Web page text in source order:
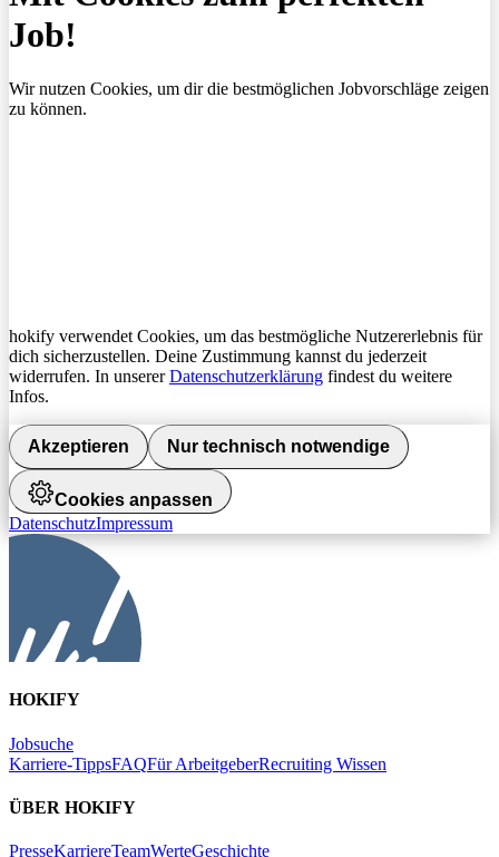
Job!
Wir nutzen Cookies, um dir die bestmöglichen Jobvorschläge zeigen
zu können.
hokify verwendet Cookies, um das bestmögliche Nutzererlebnis für
dich sicherzustellen. Deine Zustimmung kannst du jederzeit
widerrufen. In unsererDatenschutzerklärung findest du weitere
Infos.
Akzeptieren Nur technisch notwendige
Cookies anpassen
DatenschutzImpressum
HOKIFY
Jobsuche
Karriere-TippsFAQFür ArbeitgeberRecruiting Wissen
ÜBER HOKIFY
PresseKarriereTeamWerteGeschichte